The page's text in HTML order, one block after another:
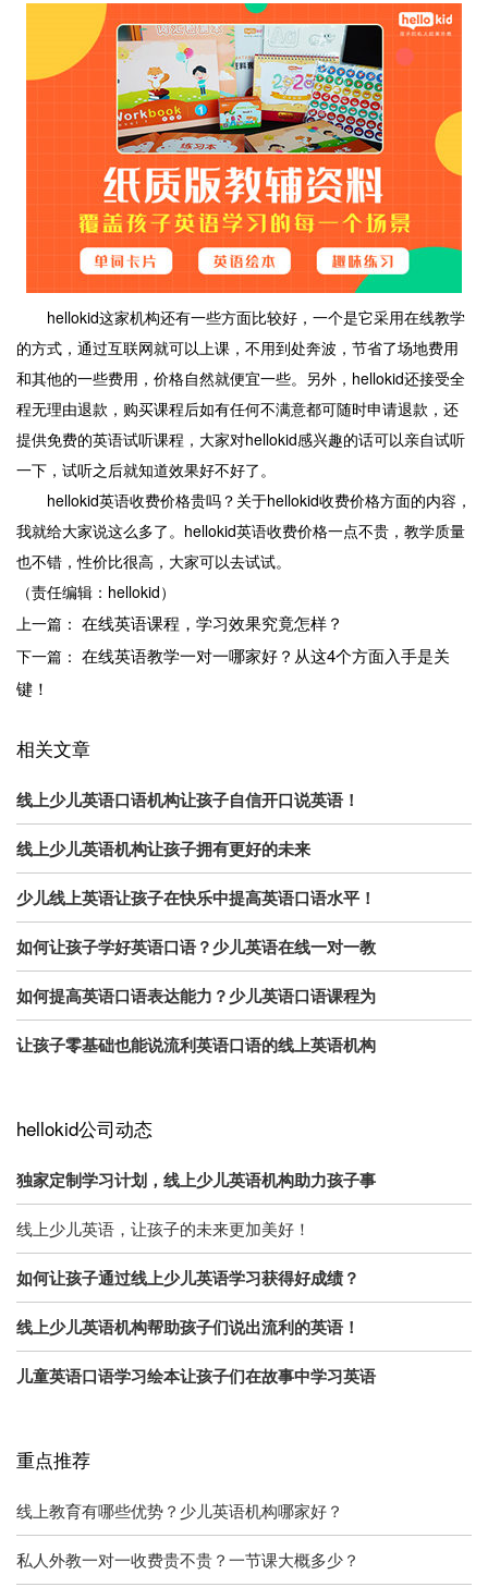
hellokid这家机构还有一些方面比较好，一个是它采用在线教学
的方式，通过互联网就可以上课，不用到处奔波，节省了场地费用
和其他的一些费用，价格自然就便宜一些。另外，hellokid还接受全
程无理由退款，购买课程后如有任何不满意都可随时申请退款，还
提供免费的英语试听课程，大家对hellokid感兴趣的话可以亲自试听
一下，试听之后就知道效果好不好了。
hellokid英语收费价格贵吗？关于hellokid收费价格方面的内容，
我就给大家说这么多了。hellokid英语收费价格一点不贵，教学质量
也不错，性价比很高，大家可以去试试。
（责任编辑：hellokid）
上一篇： 在线英语课程，学习效果究竟怎样？
下一篇： 在线英语教学一对一哪家好？从这4个方面入手是关
键！
相关文章
线上少儿英语口语机构让孩子自信开口说英语！
线上少儿英语机构让孩子拥有更好的未来
少儿线上英语让孩子在快乐中提高英语口语水平！
如何让孩子学好英语口语？少儿英语在线一对一教
如何提高英语口语表达能力？少儿英语口语课程为
让孩子零基础也能说流利英语口语的线上英语机构
hellokid公司动态
独家定制学习计划，线上少儿英语机构助力孩子事
线上少儿英语，让孩子的未来更加美好！
如何让孩子通过线上少儿英语学习获得好成绩？
线上少儿英语机构帮助孩子们说出流利的英语！
儿童英语口语学习绘本让孩子们在故事中学习英语
重点推荐
线上教育有哪些优势？少儿英语机构哪家好？
私人外教一对一收费贵不贵？一节课大概多少？